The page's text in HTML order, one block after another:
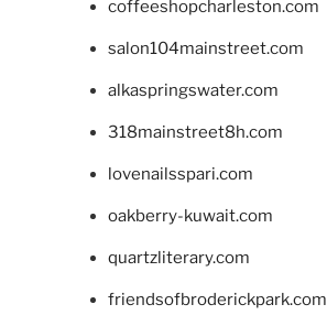
coffeeshopcharleston.com
salon104mainstreet.com
alkaspringswater.com
318mainstreet8h.com
lovenailsspari.com
oakberry-kuwait.com
quartzliterary.com
friendsofbroderickpark.com